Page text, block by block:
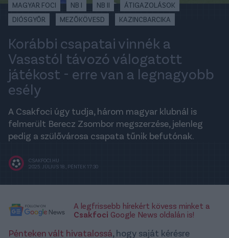
MAGYAR FOCI NB I NB II
ÁTIGAZOLÁSOK
DIÓSGYŐR
MEZŐKÖVESD KAZINCBARCIKA
Korábbi csapatai vinnék a
Vasastól távozó válogatott
játékost - erre van a legnagyobb
esély
A Csakfoci úgy tudja, három magyar klubnál is
felmerült Berecz Zsombor megszerzése, jelenleg
pedig a szülővárosa csapata tűnik befutónak.
CSAKFOCI.HU
2025. JÚLIUS 18., PÉNTEK 17:30
A legfrissebb hírekért kövess minket a
Csakfoci Google News oldalán is!
Pénteken vált hivatalossá, hogy saját kérésre